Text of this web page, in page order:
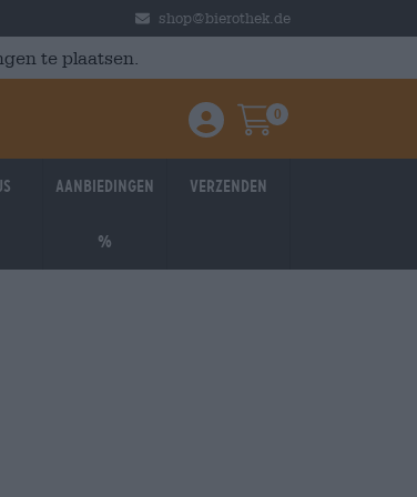
shop@bierothek.de
te plaatsen.
Einloggen / Anmelden
Warenkorb
0
Aanbiedingen
%
Verzenden